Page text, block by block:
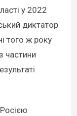
у 2022
диктатор
того ж року
частини